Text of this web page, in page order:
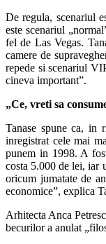
De regula, scenariul
este scenariul
fel de Las Vegas.
camere de
repede si scenariul
cineva important”.
„Ce, vreti sa
Tanase spune ca, in
inregistrat cele mai
punem in 1998. A
costa 5.000 de lei, iar
oricum jumatate de
economice”, explica
Arhitecta Anca
becurilor a anulat